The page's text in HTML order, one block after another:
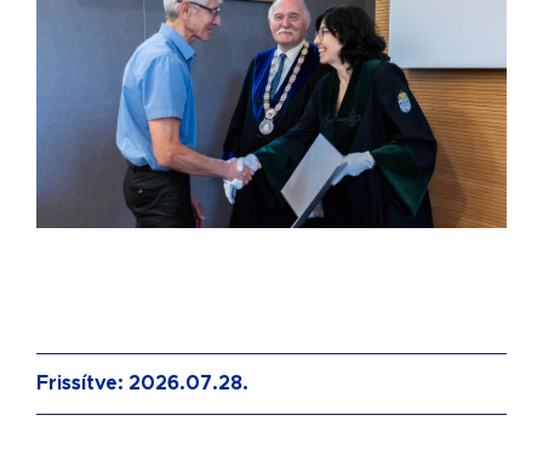
Frissítve: 2026.07.28.